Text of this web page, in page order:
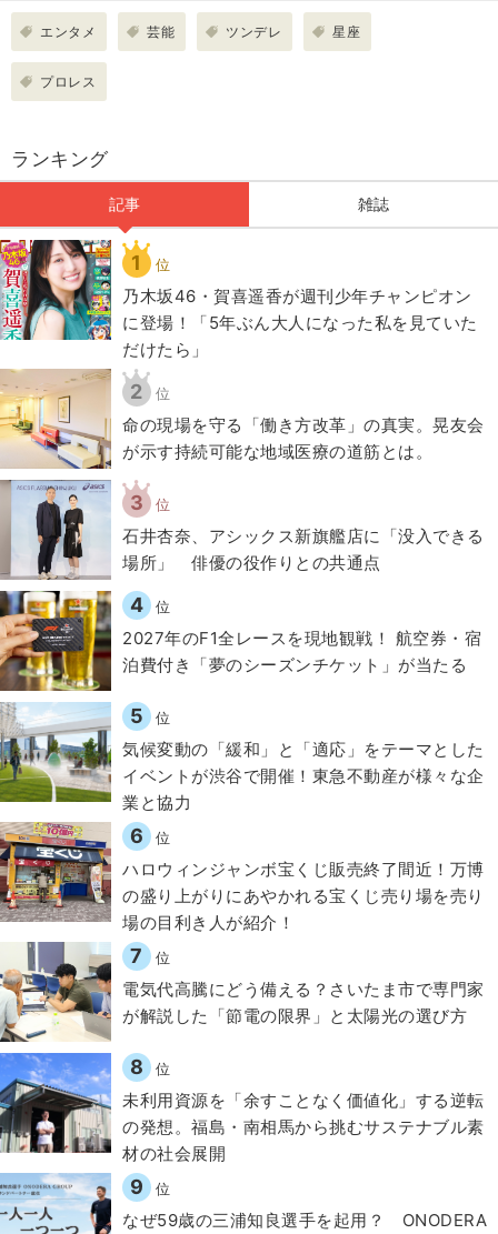
エンタメ 芸能 ツンデレ 星座
プロレス
ランキング
記事 雑誌
1 位
乃木坂46・賀喜遥香が週刊少年チャンピオン
に登場！「5年ぶん大人になった私を見ていた
だけたら」
2 位
​命の現場を守る「働き方改革」の真実。晃友会
が示す持続可能な地域医療の道筋とは。
3 位
石井杏奈、アシックス新旗艦店に「没入できる
場所」 俳優の役作りとの共通点
4 位
2027年のF1全レースを現地観戦！ 航空券・宿
泊費付き「夢のシーズンチケット」が当たる
5 位
気候変動の「緩和」と「適応」をテーマとした
イベントが渋谷で開催！東急不動産が様々な企
業と協力
6 位
ハロウィンジャンボ宝くじ販売終了間近！万博
の盛り上がりにあやかれる宝くじ売り場を売り
場の目利き人が紹介！
7 位
電気代高騰にどう備える？さいたま市で専門家
が解説した「節電の限界」と太陽光の選び方
8 位
​​未利用資源を「余すことなく価値化」する逆転
の発想。福島・南相馬から挑むサステナブル素
材の社会展開​
9 位
なぜ59歳の三浦知良選手を起用？ ONODERA